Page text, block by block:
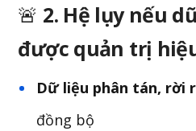
🚨 2. Hệ lụy nếu
được quản trị
Dữ liệu phân tán, rời
đồng bộ